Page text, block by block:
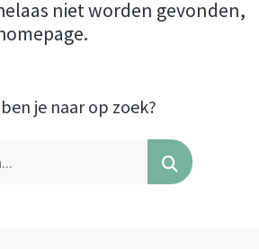
niet worden gevonden,
je naar op zoek?